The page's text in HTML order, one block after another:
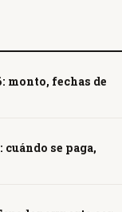
monto, fechas de
se paga,